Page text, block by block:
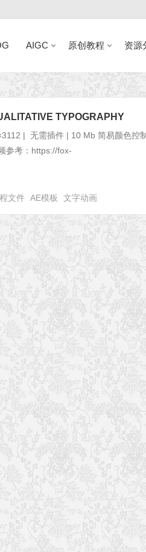
AIGC 原创教程 资源
TYPOGRAPHY
| 无需插件 | 10 Mb 简易颜色控
参考：https://fox-
文件 AE模板 文字动画
近日网站访问异常公告